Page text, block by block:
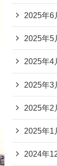
2025年6
2025年5
2025年4
2025年3
2025年2
2025年1
2024年